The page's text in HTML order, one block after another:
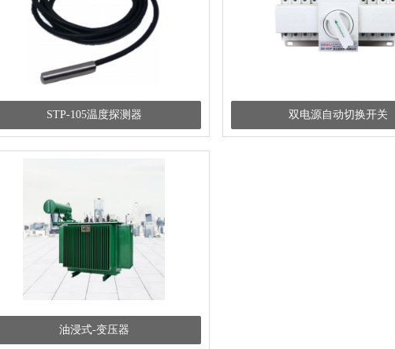
STP-105温度探测器 双电源自动切换开关
油浸式-变压器